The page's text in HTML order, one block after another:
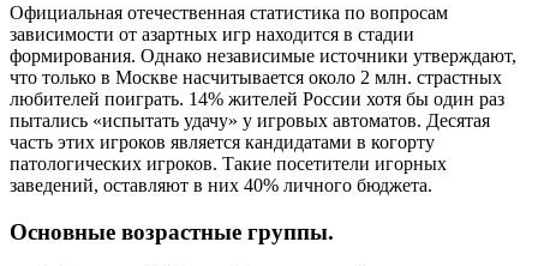
Официальная отечественная статистика по вопросам
зависимости от азартных игр находится в стадии
формирования. Однако независимые источники утверждают,
что только в Москве насчитывается около 2 млн. страстных
любителей поиграть. 14% жителей России хотя бы один раз
пытались «испытать удачу» у игровых автоматов. Десятая
часть этих игроков является кандидатами в когорту
патологических игроков. Такие посетители игорных
заведений, оставляют в них 40% личного бюджета.
Основные возрастные группы.